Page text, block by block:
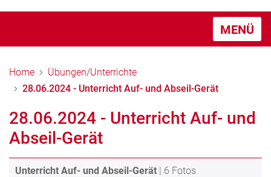
MENÜ
Home
Übungen/Unterrichte
28.06.2024 - Unterricht Auf- und Abseil-Gerät
28.06.2024 - Unterricht Auf- und
Abseil-Gerät
Unterricht Auf- und Abseil-Gerät | 6 Fotos